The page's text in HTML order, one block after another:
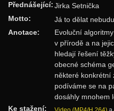
Přednášející: Jirka Setnička
Motto:
Já to dělat
Anotace:
Evoluční
v přírodě a na
hledají řešení
obecné schéma
některé konkrétní
podíváme se na
dosáhly mnohem
Ke stažení:
Algoritmizační techniky
Binární vyhledávání
Rozděl a panuj
Dynamické programování
Vyhledávací stromy